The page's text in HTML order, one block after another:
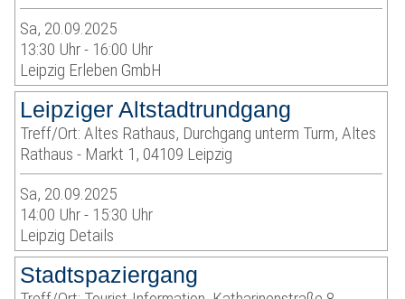
Sa, 20.09.2025
13:30 Uhr - 16:00 Uhr
Leipzig Erleben GmbH
Leipziger Altstadtrundgang
Treff/Ort: Altes Rathaus, Durchgang unterm Turm, Altes
Rathaus - Markt 1, 04109 Leipzig
Sa, 20.09.2025
14:00 Uhr - 15:30 Uhr
Leipzig Details
Stadtspaziergang